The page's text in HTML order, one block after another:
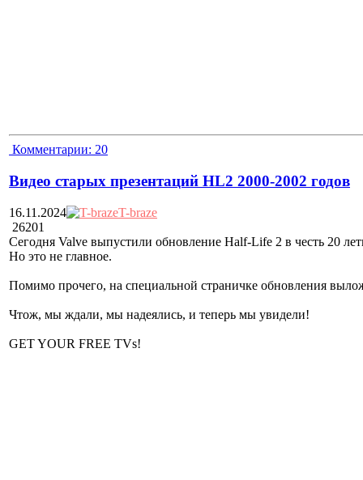
Комментарии: 20
Видео старых презентаций HL2 2000-2002 годов
16.11.2024
T-braze
26201
Сегодня Valve выпустили обновление Half-Life 2 в честь 20
Но это не главное.
Помимо прочего, на специальной страничке обновления
Чтож, мы ждали, мы надеялись, и теперь мы увидели!
GET YOUR FREE TVs!